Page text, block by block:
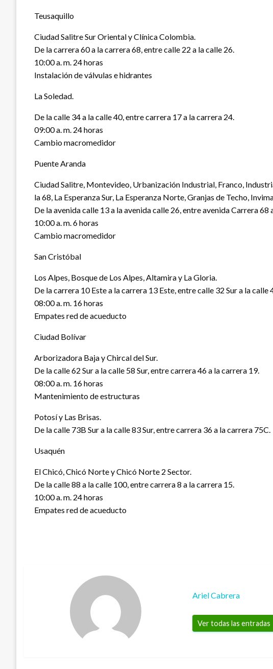
Teusaquillo
Ciudad Salitre Sur Oriental y Clínica Colombia.
De la carrera 60 a la carrera 68, entre calle 22 a la calle 26.
10:00 a. m. 24 horas
Instalación de válvulas e hidrantes
La Soledad.
De la calle 34 a la calle 40, entre carrera 17 a la carrera 24.
09:00 a. m. 24 horas
Cambio macromedidor
Puente Aranda
Ciudad Salitre, Montevideo, Urbanización Industrial, Franco,
la 68, La Esperanza Sur, La Esperanza Norte, Granjas de Techo,
De la avenida calle 13 a la avenida calle 26, entre avenida Carrera 68
10:00 a. m. 6 horas
Cambio macromedidor
San Cristóbal
Los Alpes, Bosque de Los Alpes, Altamira y La Gloria.
De la carrera 10 Este a la carrera 13 Este, entre calle 32 Sur a la calle
08:00 a. m. 16 horas
Empates red de acueducto
Ciudad Bolívar
Arborizadora Baja y Chircal del Sur.
De la calle 62 Sur a la calle 58 Sur, entre carrera 46 a la carrera 19.
08:00 a. m. 16 horas
Mantenimiento de estructuras
Potosí y Las Brisas.
De la calle 73B Sur a la calle 83 Sur, entre carrera 36 a la carrera 75C.
Usaquén
El Chicó, Chicó Norte y Chicó Norte 2 Sector.
De la calle 88 a la calle 100, entre carrera 8 a la carrera 15.
10:00 a. m. 24 horas
Empates red de acueducto
Ariel Cabrera
Ver todas las entradas